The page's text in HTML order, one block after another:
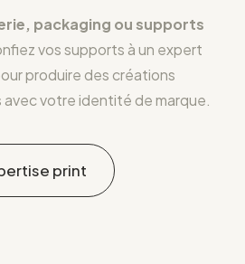
packaging ou supports
vos supports à un expert
produire des créations
avec votre identité de marque.
print